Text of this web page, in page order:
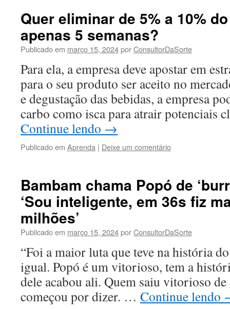
Quer eliminar de 5% a 10%
apenas 5 semanas?
Publicado em março 15, 2024porConsultorDaSorte
Para ela, a empresa deve apostar em
para o seu produto ser aceito no
e degustação das bebidas, a empresa
carbo como isca para atrair potenciais
Continue lendo →
Publicado em Aprenda | Deixe um comentário
Bambam chama Popó de
‘Sou inteligente, em 36s fiz
milhões’
Publicado em março 15, 2024porConsultorDaSorte
“Foi a maior luta que teve na história
igual. Popó é um vitorioso, tem a
dele acabou ali. Quem saiu vitorioso
começou por dizer. … Continue lendo